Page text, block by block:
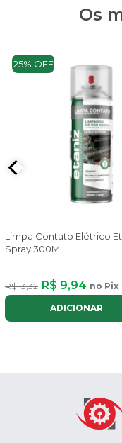
Os
25% OFF
Limpa Contato Elétrico
Spray 300Ml
R$ 13,32 R$ 9,94 no Pix
ADICIONAR